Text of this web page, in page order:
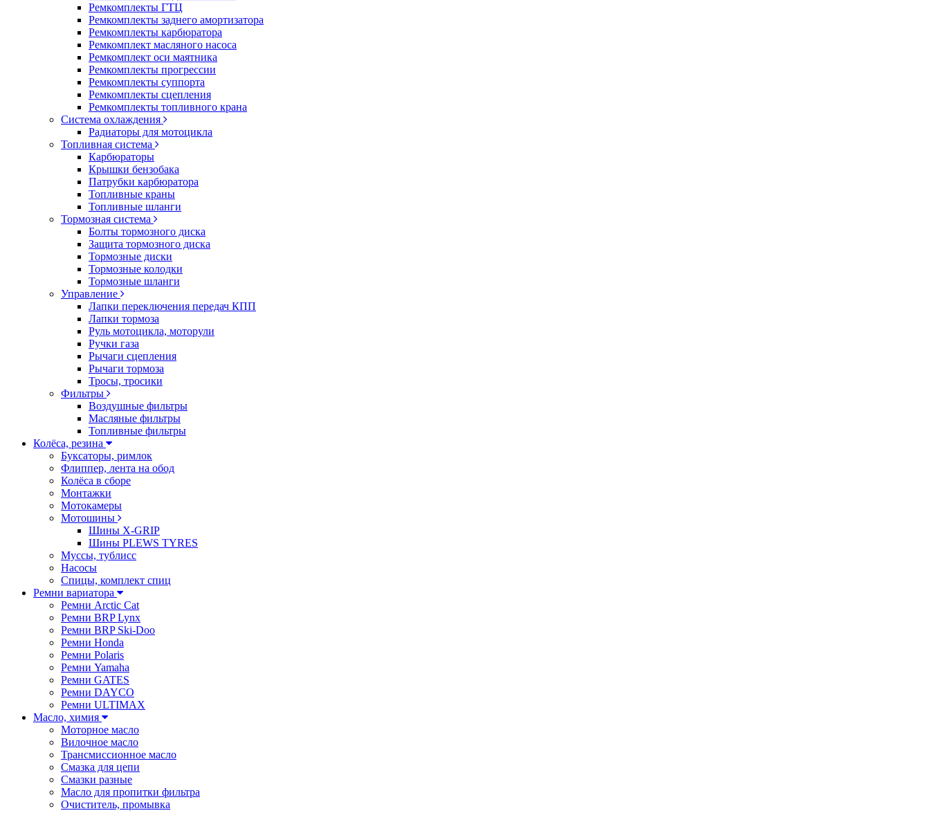
Ремкомплекты ГТЦ
Ремкомплекты заднего амортизатора
Ремкомплекты карбюратора
Ремкомплект масляного насоса
Ремкомплект оси маятника
Ремкомплекты прогрессии
Ремкомплекты суппорта
Ремкомплекты сцепления
Ремкомплекты топливного крана
Система охлаждения
Радиаторы для мотоцикла
Топливная система
Карбюраторы
Крышки бензобака
Патрубки карбюратора
Топливные краны
Топливные шланги
Тормозная система
Болты тормозного диска
Защита тормозного диска
Тормозные диски
Тормозные колодки
Тормозные шланги
Управление
Лапки переключения передач КПП
Лапки тормоза
Руль мотоцикла, моторули
Ручки газа
Рычаги сцепления
Рычаги тормоза
Тросы, тросики
Фильтры
Воздушные фильтры
Масляные фильтры
Топливные фильтры
Колёса, резина
Буксаторы, римлок
Флиппер, лента на обод
Колёса в сборе
Монтажки
Мотокамеры
Мотошины
Шины X-GRIP
Шины PLEWS TYRES
Муссы, тублисс
Насосы
Спицы, комплект спиц
Ремни вариатора
Ремни Arctic Cat
Ремни BRP Lynx
Ремни BRP Ski-Doo
Ремни Honda
Ремни Polaris
Ремни Yamaha
Ремни GATES
Ремни DAYCO
Ремни ULTIMAX
Масло, химия
Моторное масло
Вилочное масло
Трансмиссионное масло
Смазка для цепи
Смазки разные
Масло для пропитки фильтра
Очиститель, промывка